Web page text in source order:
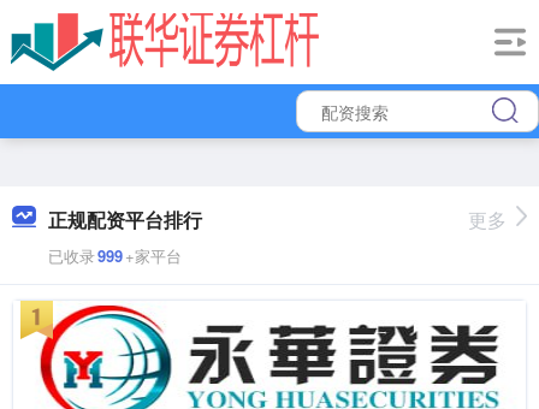
正规配资平台排行
已收录999+家平台
更多